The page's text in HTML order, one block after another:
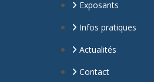
Exposants
Infos pratiques
Actualités
Contact